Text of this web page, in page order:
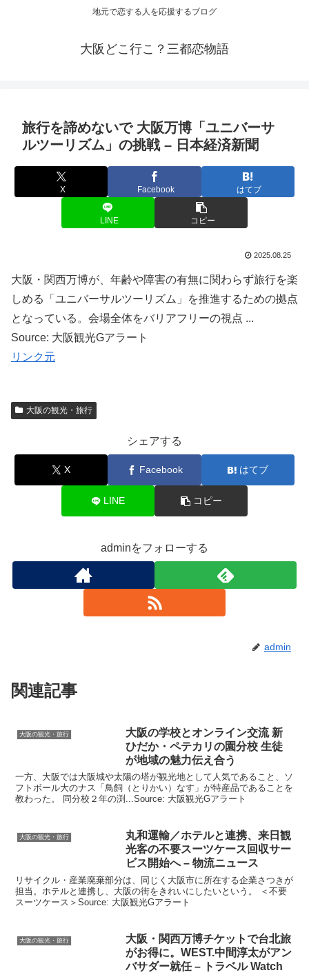
地元で恋する人を応援するブログ
大阪どこ行こ？三都恋物語
旅行を諦めないで 大阪万博「ユニバーサ
ルツーリズム」の挑戦 – 日本経済新聞
X Facebook はてブ
LINE コピー
2025.08.25
大阪・関西万博が、年齢や障害の有無に関わらず旅行を楽
しめる「ユニバーサルツーリズム」を推進するための拠点
となっている。会場全体をバリアフリーの視点 ...
Source: 大阪観光Gアラート
リンク元
大阪の観光・旅行
シェアする
X Facebook はてブ
LINE コピー
adminをフォローする
admin
関連記事
大阪の観光・旅行 大阪の学校とオンライン交流 新
ひだか・ペテカリの園分校 生徒
が地域の魅力伝え合う
一方、大阪では大阪城や太陽の塔が観光地として人気であること、ソ
フトボール大のナス「鳥飼（とりかい）なす」が特産品であることを
教わった。 同分校２年の渕...Source: 大阪観光Gアラート
大阪の観光・旅行 丸和運輸／ホテルと連携、来日観
光客の不要スーツケース回収サー
ビス開始へ – 物流ニュース
リサイクル・産業廃棄部分は、同じく大阪市に所在する企業さつきが
担当。ホテルと連携し、大阪の街をきれいにしたいという。 ＜不要
スーツケース＞Source: 大阪観光Gアラート
大阪の観光・旅行 大阪 ・関西万博チケットで台北旅
がお得に。WEST.中間淳太がアン
バサダー就任 – トラベル Watch